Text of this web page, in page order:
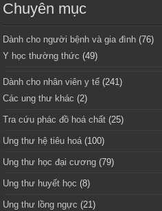
Chuyên mục
Dành cho người bệnh và gia đình (76)
Y học thường thức (49)
Dành cho nhân viên y tế (241)
Các ung thư khác (2)
Tra cứu phác đồ hoá chất (25)
Ung thư hệ tiêu hoá(100)
Ung thư học đại cương (79)
Ung thư huyết học (8)
Ung thư lồng ngực (21)